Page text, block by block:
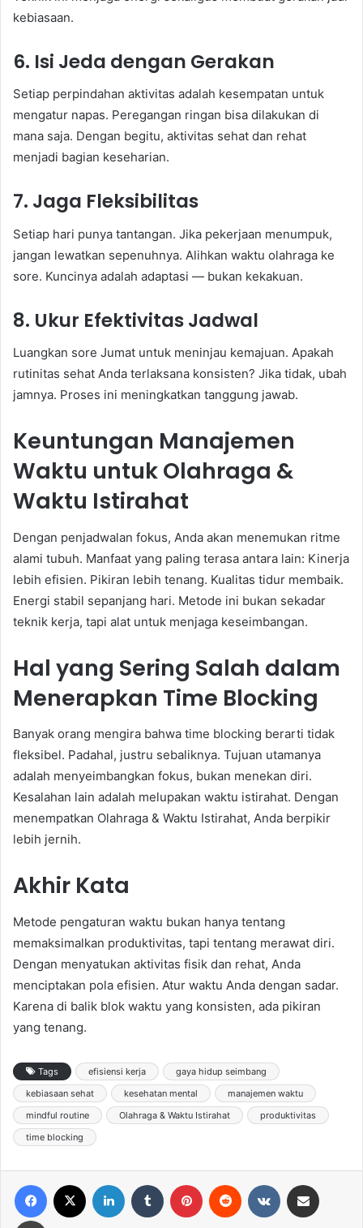
kebiasaan.
6. Isi Jeda dengan Gerakan
Setiap perpindahan aktivitas adalah kesempatan untuk
mengatur napas. Peregangan ringan bisa dilakukan di
mana saja. Dengan begitu, aktivitas sehat dan rehat
menjadi bagian keseharian.
7. Jaga Fleksibilitas
Setiap hari punya tantangan. Jika pekerjaan menumpuk,
jangan lewatkan sepenuhnya. Alihkan waktu olahraga ke
sore. Kuncinya adalah adaptasi — bukan kekakuan.
8. Ukur Efektivitas Jadwal
Luangkan sore Jumat untuk meninjau kemajuan. Apakah
rutinitas sehat Anda terlaksana konsisten? Jika tidak, ubah
jamnya. Proses ini meningkatkan tanggung jawab.
Keuntungan Manajemen
Waktu untuk Olahraga &
Waktu Istirahat
Dengan penjadwalan fokus, Anda akan menemukan ritme
alami tubuh. Manfaat yang paling terasa antara lain: Kinerja
lebih efisien. Pikiran lebih tenang. Kualitas tidur membaik.
Energi stabil sepanjang hari. Metode ini bukan sekadar
teknik kerja, tapi alat untuk menjaga keseimbangan.
Hal yang Sering Salah dalam
Menerapkan Time Blocking
Banyak orang mengira bahwa time blocking berarti tidak
fleksibel. Padahal, justru sebaliknya. Tujuan utamanya
adalah menyeimbangkan fokus, bukan menekan diri.
Kesalahan lain adalah melupakan waktu istirahat. Dengan
menempatkan Olahraga & Waktu Istirahat, Anda berpikir
lebih jernih.
Akhir Kata
Metode pengaturan waktu bukan hanya tentang
memaksimalkan produktivitas, tapi tentang merawat diri.
Dengan menyatukan aktivitas fisik dan rehat, Anda
menciptakan pola efisien. Atur waktu Anda dengan sadar.
Karena di balik blok waktu yang konsisten, ada pikiran
yang tenang.
Tags efisiensi kerja
gaya hidup seimbang
kebiasaan sehat
kesehatan mental
manajemen waktu
mindful routine
Olahraga & Waktu Istirahat
produktivitas
time blocking